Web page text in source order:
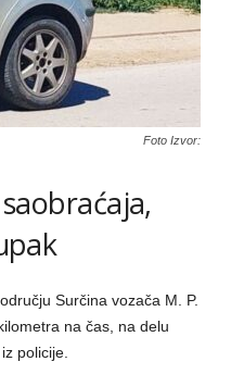
Foto Izvor:
Surčina vozača M. P.
na čas, na delu
policije.